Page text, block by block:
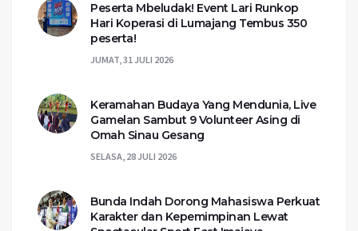
Peserta Mbeludak! Event Lari Runkop
Hari Koperasi di Lumajang Tembus 350
peserta!
JUMAT, 31 JULI 2026
Keramahan Budaya Yang Mendunia, Live
Gamelan Sambut 9 Volunteer Asing di
Omah Sinau Gesang
SELASA, 28 JULI 2026
Bunda Indah Dorong Mahasiswa Perkuat
Karakter dan Kepemimpinan Lewat